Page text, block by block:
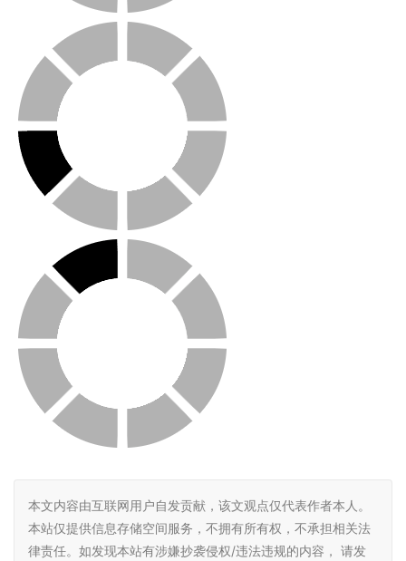
本文内容由互联网用户自发贡献，该文观点仅代表作者本人。
本站仅提供信息存储空间服务，不拥有所有权，不承担相关法
律责任。如发现本站有涉嫌抄袭侵权/违法违规的内容， 请发